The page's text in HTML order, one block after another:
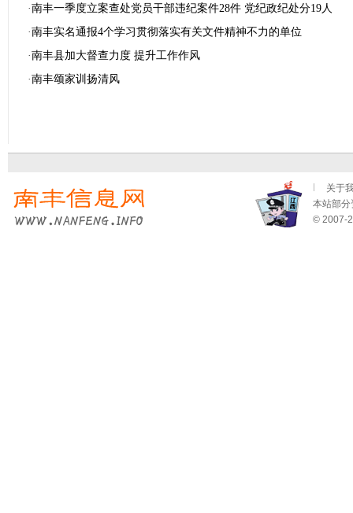
·南丰一季度立案查处党员干部违纪案件28件 党纪政纪处分19人
·南丰实名通报4个学习贯彻落实有关文件精神不力的单位
·南丰县加大督查力度 提升工作作风
·南丰颂家训扬清风
关于
本站部分
© 2007-